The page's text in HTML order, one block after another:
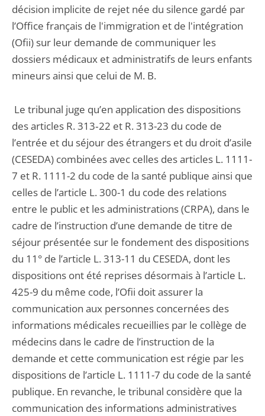
décision implicite de rejet née du silence gardé par
l’Office français de l'immigration et de l'intégration
(Ofii) sur leur demande de communiquer les
dossiers médicaux et administratifs de leurs enfants
mineurs ainsi que celui de M. B.
Le tribunal juge qu’en application des dispositions
des articles R. 313‑22 et R. 313-23 du code de
l’entrée et du séjour des étrangers et du droit d’asile
(CESEDA) combinées avec celles des articles L. 1111-
7 et R. 1111-2 du code de la santé publique ainsi que
celles de l’article L. 300-1 du code des relations
entre le public et les administrations (CRPA), dans le
cadre de l’instruction d’une demande de titre de
séjour présentée sur le fondement des dispositions
du 11° de l’article L. 313-11 du CESEDA, dont les
dispositions ont été reprises désormais à l’article L.
425-9 du même code, l’Ofii doit assurer la
communication aux personnes concernées des
informations médicales recueillies par le collège de
médecins dans le cadre de l’instruction de la
demande et cette communication est régie par les
dispositions de l’article L. 1111-7 du code de la santé
publique. En revanche, le tribunal considère que la
communication des informations administratives